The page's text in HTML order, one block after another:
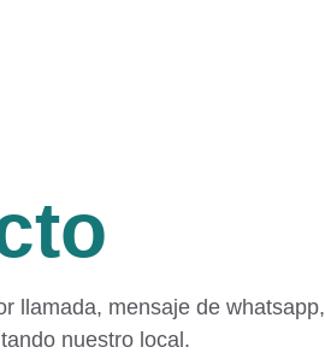
llamada, mensaje de whatsapp,
nuestro local.